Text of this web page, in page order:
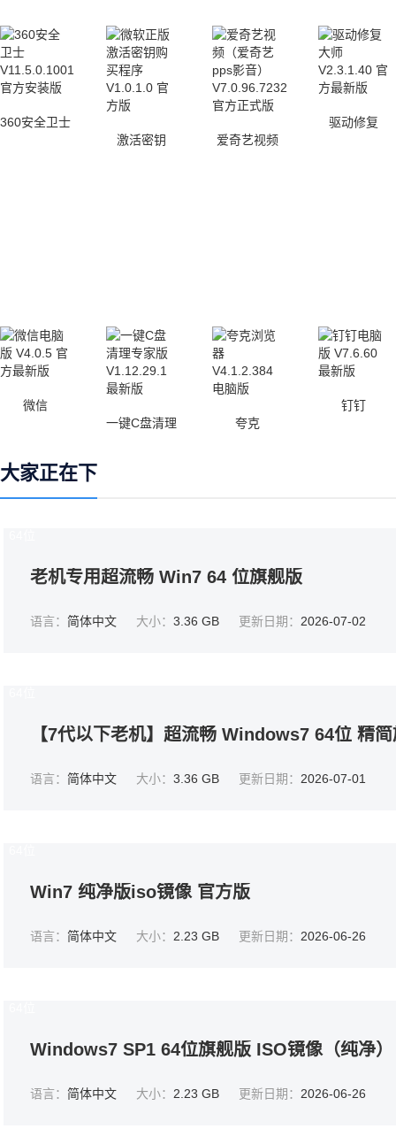
360安全卫士
激活密钥
爱奇艺视频
驱动修复
微信
一键C盘清理
夸克
钉钉
大家正在下
老机专用超流畅 Win7 64 位旗舰版
语言： 简体中文 大小： 3.36 GB 更新日期： 2026-07-02
【7代以下老机】超流畅 Windows7 64位 精
语言： 简体中文 大小： 3.36 GB 更新日期： 2026-07-01
Win7 纯净版iso镜像 官方版
语言： 简体中文 大小： 2.23 GB 更新日期： 2026-06-26
Windows7 SP1 64位旗舰版 ISO镜像（纯净）
语言： 简体中文 大小： 2.23 GB 更新日期： 2026-06-26